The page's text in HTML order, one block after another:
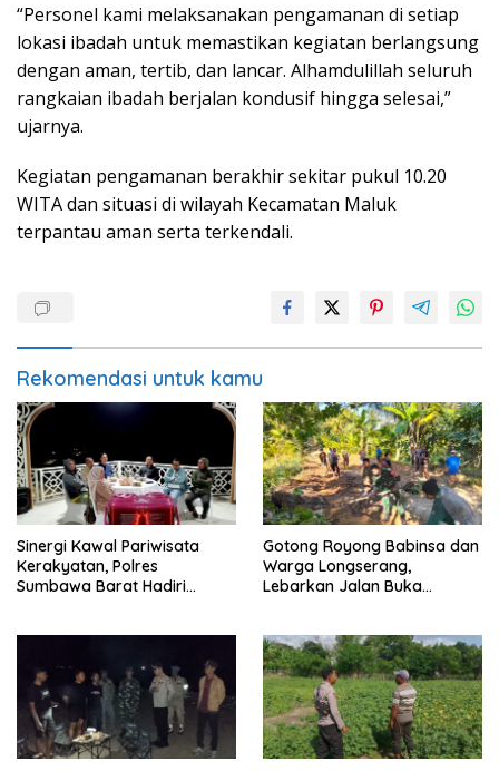
“Personel kami melaksanakan pengamanan di setiap
lokasi ibadah untuk memastikan kegiatan berlangsung
dengan aman, tertib, dan lancar. Alhamdulillah seluruh
rangkaian ibadah berjalan kondusif hingga selesai,”
ujarnya.
Kegiatan pengamanan berakhir sekitar pukul 10.20
WITA dan situasi di wilayah Kecamatan Maluk
terpantau aman serta terkendali.
Rekomendasi untuk kamu
Sinergi Kawal Pariwisata
Kerakyatan, Polres
Sumbawa Barat Hadiri
Suntuk”
Gotong Royong Babinsa dan
Warga Longserang,
Lebarkan Jalan Buka